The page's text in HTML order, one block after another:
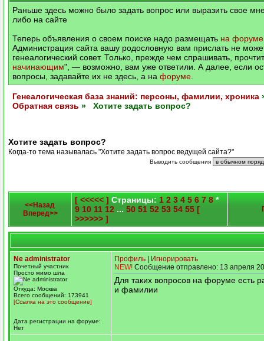
Раньше здесь можно было задать вопрос или выразить свое
либо на сайте
Теперь объявления о своем поиске надо размещать на форуме
Администрация сайта вашу родословную вам прислать не
генеалогический совет. Только, прежде чем спрашивать,
начинающим", — возможно, вам уже ответили. А далее, если
вопросы, задавайте их не здесь, а на форуме
Генеалогическая база знаний: персоны, фамилии, хроника
Обратная связь » Хотите задать вопрос?
Хотите задать вопрос?
Когда-то тема называлась "Хотите задать вопрос ведущей сайта?"
Выводить сообщения
<<Назад
Вперед>>
[ <<<<< ] Страницы: 1 2 3 4 5 6 7 8 *
9 10 11 12 ... 50 51 52 53 54 55 [
>>>>>> ]
Ne administrator
Почетный участник
Просто мимо шла
Откуда: Москва
Всего сообщений: 173941
[Ссылка на это сообщение]
Дата регистрации на форуме:
Нет
Профиль
Игнорировать
NEW! Сообщение отправлено: 13 апреля
Для таких вопросов на форуме есть
и фамилии